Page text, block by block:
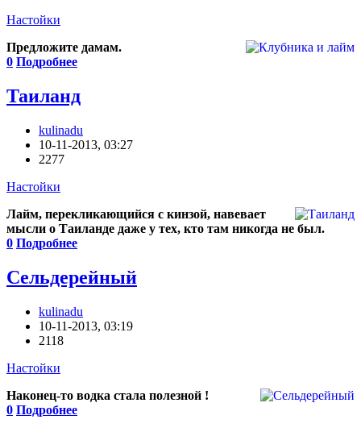
Настойки
Предложите дамам.
0 Подробнее
Таиланд
kulinadu
10-11-2013, 03:27
2277
Настойки
Лайм, перекликающийся с кинзой, навевает
мысли о Таиланде даже у тех, кто там никогда не был.
0 Подробнее
Сельдерейный
kulinadu
10-11-2013, 03:19
2118
Настойки
Наконец-то водка стала полезной !
0 Подробнее